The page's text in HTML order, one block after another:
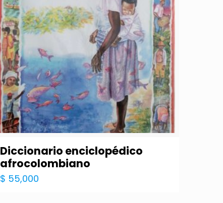
Diccionario enciclopédico
afrocolombiano
$ 55,000